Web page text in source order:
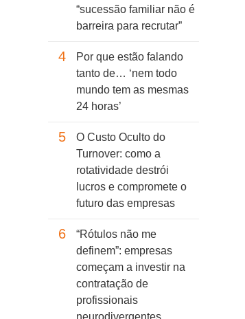
“sucessão familiar não é
barreira para recrutar”
4
Por que estão falando
tanto de… ‘nem todo
mundo tem as mesmas
24 horas’
5
O Custo Oculto do
Turnover: como a
rotatividade destrói
lucros e compromete o
futuro das empresas
6
“Rótulos não me
definem”: empresas
começam a investir na
contratação de
profissionais